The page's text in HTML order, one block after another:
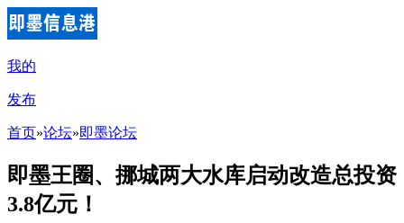
我的
发布
首页»论坛»即墨论坛
即墨王圈、挪城两大水库启动改造总投资
3.8亿元！